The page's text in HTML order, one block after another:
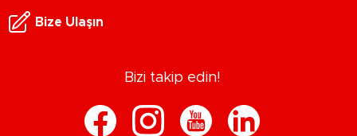
Bize Ulaşın
Bizi takip edin!